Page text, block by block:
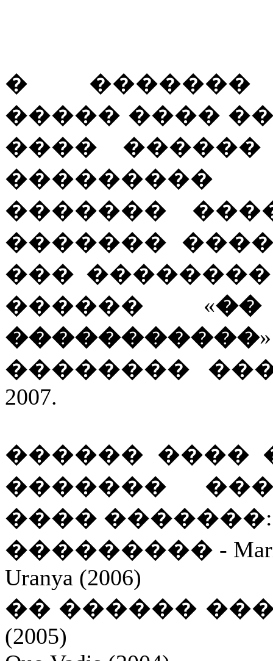
� �������
����� ����
����
���������
�������
�������
���
������ «
�����������
��������
2007.
������ ����
�������
���� �������:
��������� -
Uranya (2006)
�� ������ ���
(2005)